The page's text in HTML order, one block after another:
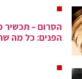
הסרום – תכשיר
הפנים: כל מה